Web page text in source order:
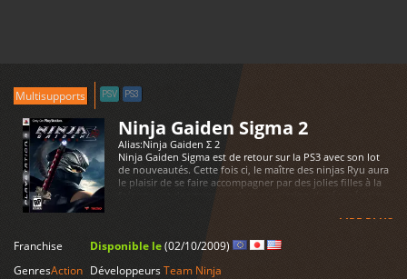
Multisupports PSV PS3
Ninja Gaiden Sigma 2
Alias:Ninja Gaiden Σ 2
Ninja Gaiden Sigma est de retour sur la PS3 avec son lot
de nouveautés. Cette fois ci, le maître des ninjas Ryu aura
le plaisir de se faire accompagner par des jolies filles à la
fois sexy et dangereuses dans sa mission de récupération
d'une statue volée. Outre les nouveaux personnages
jouables, un mode coop s'est greffé à cet opus et rend
celui-ci encore plus stimulant que le précédent.
LIRE PLUS
Franchise
GenresAction
Disponible le(02/10/2009)
DéveloppeursTeam Ninja